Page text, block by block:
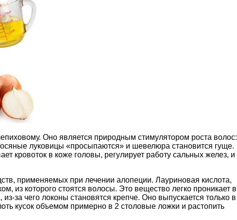
Оно является природным стимулятором роста волос:
луковицы «просыпаются» и шевелюра становится гуще.
кровоток в коже головы, регулирует работу сальных желез, и
применяемых при лечении алопеции. Лауриновая кислота,
из которого стоятся волосы. Это вещество легко проникает в
за чего локоны становятся крепче. Оно выпускается только в
кусок объемом примерно в 2 столовые ложки и растопить